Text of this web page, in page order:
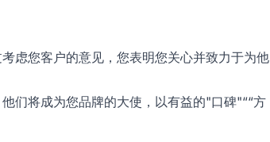
虑您客户的意见，您表明您关心并致力于为他
们将成为您品牌的大使，以有益的"口碑"““方